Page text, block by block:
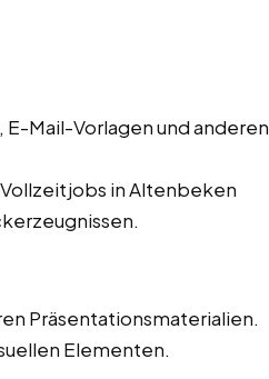
Mail-Vorlagen und anderen
in Altenbeken
Präsentationsmaterialien.
Elementen.